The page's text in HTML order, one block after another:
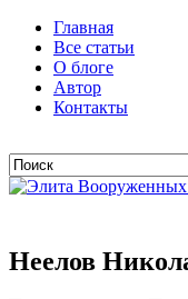
Главная
Все статьи
О блоге
Автор
Контакты
Неелов